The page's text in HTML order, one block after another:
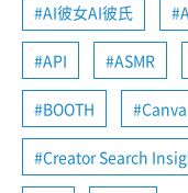
AI彼女AI彼氏
API ASMR
BOOTH Canva
Creator Search